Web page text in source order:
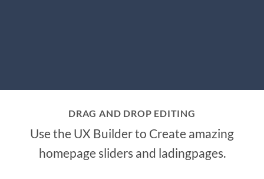
DRAG AND DROP EDITING
Use the UX Builder to Create amazing
homepage sliders and ladingpages.